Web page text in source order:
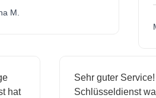
M.
hat
Sehr guter
Schlüsseldienst